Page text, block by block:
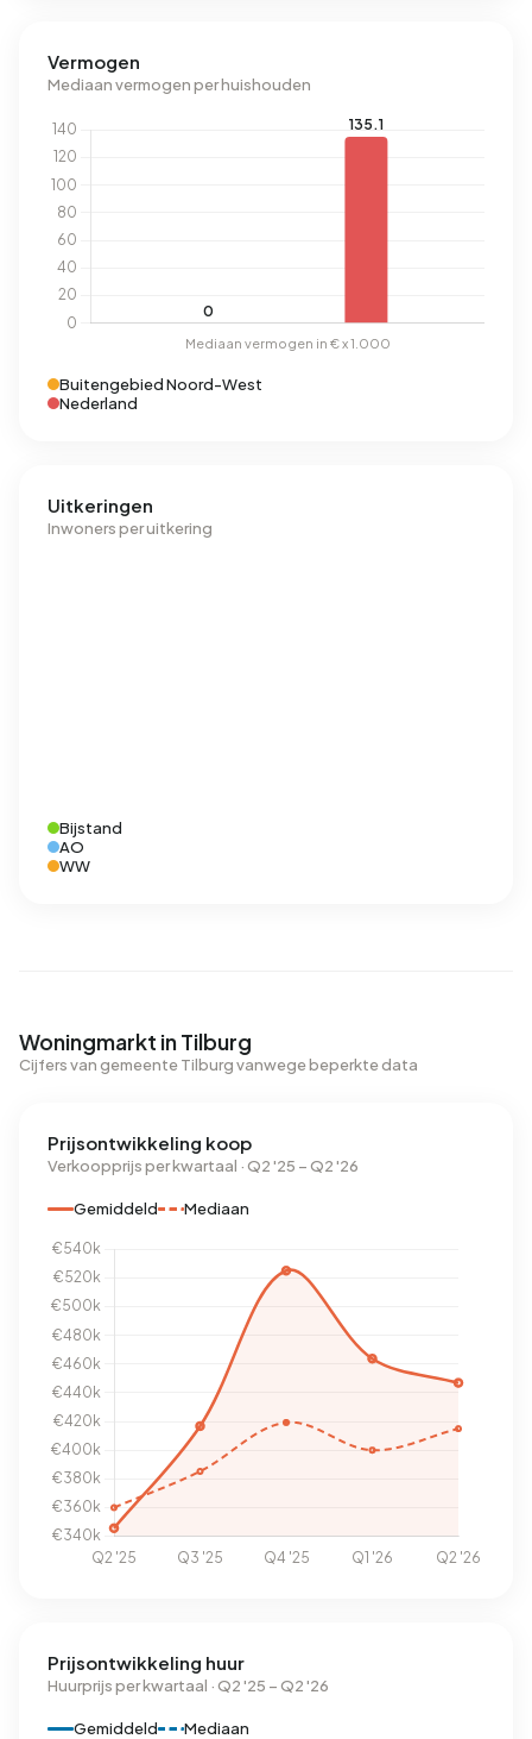
Vermogen
Mediaan vermogen per huishouden
Buitengebied Noord-West
Nederland
Uitkeringen
Inwoners per uitkering
Bijstand
AO
WW
Woningmarkt in Tilburg
Cijfers van gemeente Tilburg vanwege beperkte data
Prijsontwikkeling koop
Verkoopprijs per kwartaal · Q2 '25 – Q2 '26
Gemiddeld Mediaan
Prijsontwikkeling huur
Huurprijs per kwartaal · Q2 '25 – Q2 '26
Gemiddeld Mediaan